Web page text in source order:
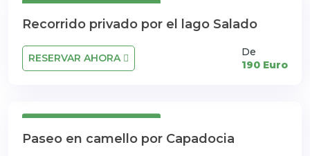
Recorrido privado por el lago Salado
RESERVAR AHORA
De
190 Euro
Paseo en camello por Capadocia